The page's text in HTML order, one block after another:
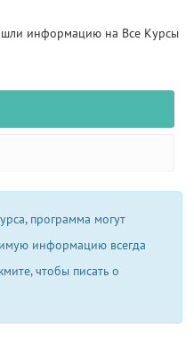
информацию на Все Курсы
программа могут
информацию всегда
чтобы писать о